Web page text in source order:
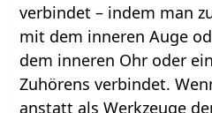
verbindet – indem man
mit dem inneren Auge
dem inneren Ohr oder
Zuhörens verbindet.
anstatt als Werkzeuge